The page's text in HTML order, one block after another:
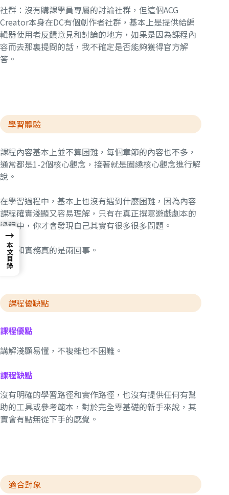
社群：沒有購課學員專屬的討論社群，但這個ACG
Creator本身在DC有個創作者社群，基本上是提供給編
輯器使用者反饋意見和討論的地方，如果是因為課程內
容而去那裏提問的話，我不確定是否能夠獲得官方解
答。
學習體驗
課程內容基本上並不算困難，每個章節的內容也不多，
通常都是1-2個核心觀念，接著就是圍繞核心觀念進行解
說。
在學習過程中，基本上也沒有遇到什麼困難，因為內容
課程確實淺顯又容易理解，只有在真正撰寫遊戲劇本的
過程中，你才會發現自己其實有很多很多問題。
理論和實務真的是兩回事。
課程優缺點
課程優點
講解淺顯易懂，不複雜也不困難。
課程缺點
沒有明確的學習路徑和實作路徑，也沒有提供任何有幫
助的工具或參考範本，對於完全零基礎的新手來說，其
實會有點無從下手的感覺。
適合對象
→
本文目錄